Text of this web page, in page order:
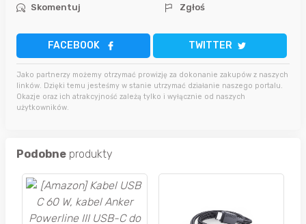
Skomentuj Zgłoś
FACEBOOK TWITTER
Jako partnerzy możemy otrzymać prowizję za dokonanie zakupów z naszych
linków. Dzięki temu jesteśmy w stanie utrzymać działanie naszego portalu.
Okazje oraz ich atrakcyjność zależą tylko i wyłącznie od naszych
użytkowników.
Podobne produkty